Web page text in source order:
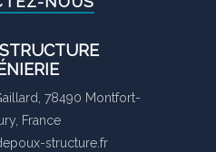
78490 Montfort-
France
structure.fr